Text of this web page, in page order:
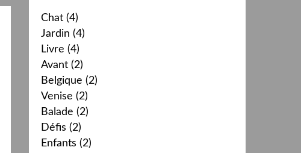
Chat (4)
Jardin (4)
Livre (4)
Avant (2)
Belgique (2)
Venise (2)
Balade (2)
Défis (2)
Enfants (2)